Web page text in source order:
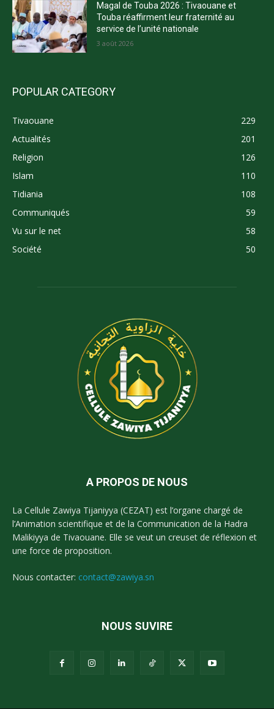
Magal de Touba 2026 : Tivaouane et
Touba réaffirment leur fraternité au
service de l’unité nationale
3 août 2026
POPULAR CATEGORY
Tivaouane
229
Actualités
201
Religion
126
Islam
110
Tidiania
108
Communiqués
59
Vu sur le net
58
Société
50
A PROPOS DE NOUS
La Cellule Zawiya Tijaniyya (CEZAT) est l’organe chargé de
l’Animation scientifique et de la Communication de la Hadra
Malikiyya de Tivaouane. Elle se veut un creuset de réflexion et
une force de proposition.
Nous contacter: contact@zawiya.sn
NOUS SUVIRE